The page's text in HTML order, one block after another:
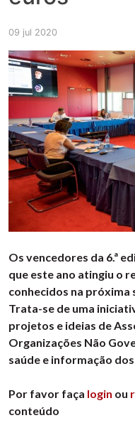
09 jul 2020
Os vencedores da 6.ª
que este ano atingiu o
conhecidos na próxima
Trata-se de uma
projetos e ideias de
Organizações Não
saúde e informação
Por favor faça login ou
conteúdo